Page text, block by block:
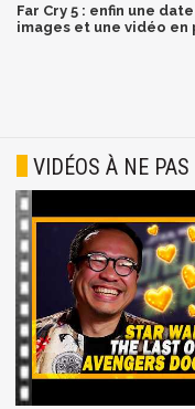
Far Cry 5 : enfin une
images et une vidéo en
VIDÉOS À NE